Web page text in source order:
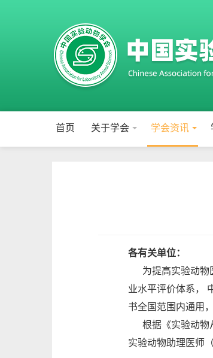
首页 关于学会 学会资讯
各有关单位：
为提高实验动物
业水平评价体系，
书全国范围内通用
根据《实验动物
实验动物助理医师